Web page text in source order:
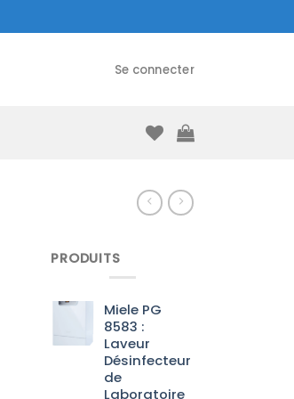
Se connecter
PRODUITS
Miele PG
8583 :
Laveur
Désinfecteur
de
Laboratoire